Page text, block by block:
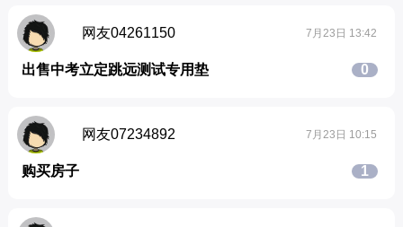
网友04261150 7月23日 13:42
出售中考立定跳远测试专用垫 0
网友07234892 7月23日 10:15
购买房子 1